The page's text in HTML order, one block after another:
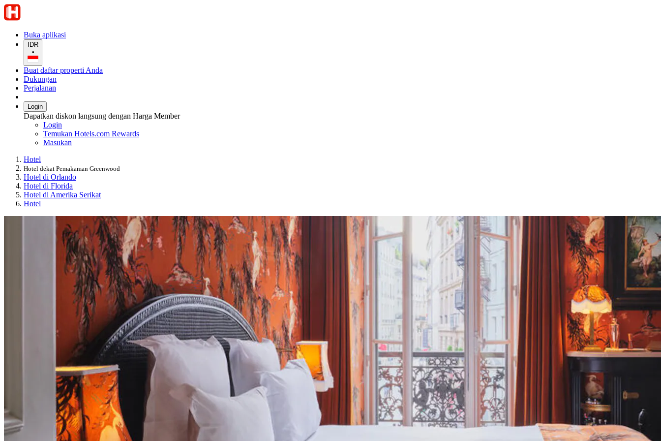
Buka aplikasi
IDR
•
Buat daftar properti Anda
Dukungan
Perjalanan
Login
Dapatkan diskon langsung dengan Harga Member
Login
Temukan Hotels.com Rewards
Masukan
Hotel
Hotel dekat Pemakaman Greenwood
Hotel di Orlando
Hotel di Florida
Hotel di Amerika Serikat
Hotel